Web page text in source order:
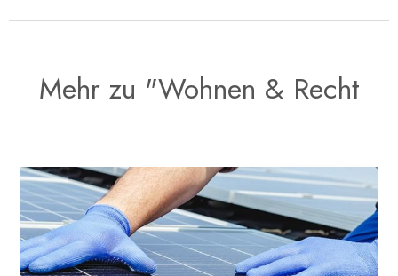
Mehr zu "Wohnen & Recht